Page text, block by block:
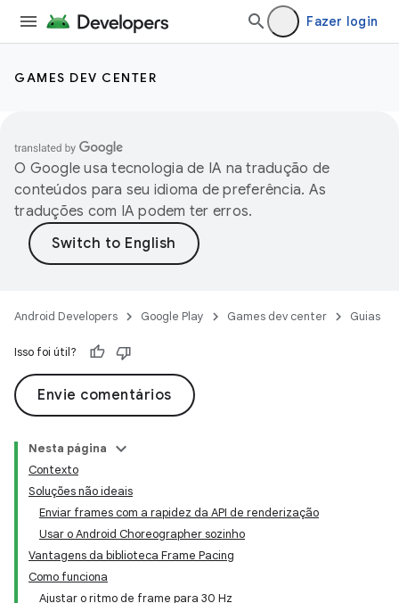
Fazer login
GAMES DEV CENTER
O Google usa tecnologia de IA na tradução de
conteúdos para seu idioma de preferência. As
traduções com IA podem ter erros.
Android Developers Google Play Games dev center Guias
Isso foi útil?
Envie comentários
Nesta página
Contexto
Soluções não ideais
Enviar frames com a rapidez da API de renderização
Usar o Android Choreographer sozinho
Vantagens da biblioteca Frame Pacing
Como funciona
Ajustar o ritmo de frame para 30 Hz